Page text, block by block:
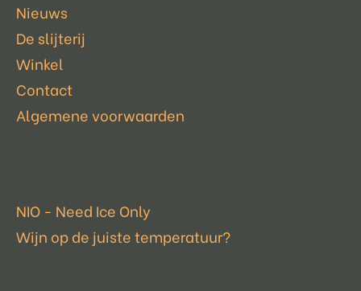
Nieuws
De slijterij
Winkel
Contact
Algemene voorwaarden
NIO - Need Ice Only
Wijn op de juiste temperatuur?